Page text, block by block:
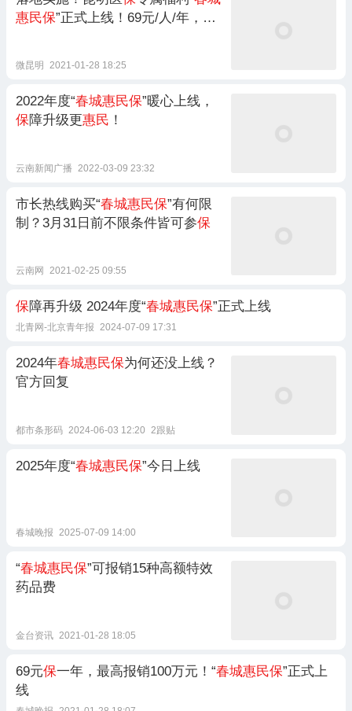
惠民保”正式上线！69元/人/年，最
微昆明 2021-01-28 18:25
2022年度“春城惠民保”暖心上线，
保障升级更惠民 ！
云南新闻广播 2022-03-09 23:32
市长热线购买“春城惠民保”有何限
制？3月31日前不限条件皆可参保
云南网 2021-02-25 09:55
保障再升级 2024年度“春城惠民保”正式上线
北青网-北京青年报 2024-07-09 17:31
2024年春城惠民保为何还没上线？
官方回复
都市条形码 2024-06-03 12:20 2跟贴
2025年度“春城惠民保”今日上线
春城晚报 2025-07-09 14:00
“春城惠民保”可报销15种高额特效
药品费
金台资讯 2021-01-28 18:05
69元保一年，最高报销100万元！“春城惠民保”正式上
线